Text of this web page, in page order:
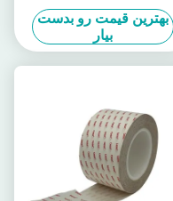
با چسب آکریلیک اصلاح شده
بهترین قیمت رو بدست
بیار